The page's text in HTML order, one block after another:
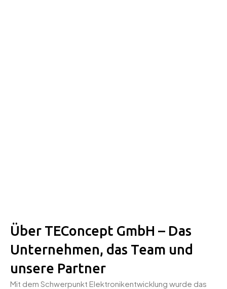
Über TEConcept GmbH – Das
Unternehmen, das Team und
unsere Partner
Mit dem Schwerpunkt Elektronikentwicklung wurde das